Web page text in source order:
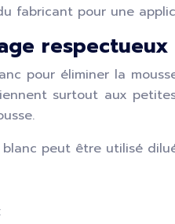
fabricant pour une
respectueux
pour éliminer la
surtout aux
peut être utilisé